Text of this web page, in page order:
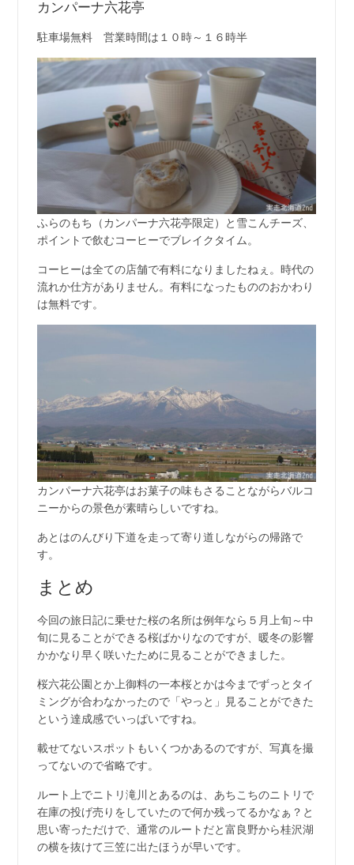
カンパーナ六花亭
駐車場無料 営業時間は１０時～１６時半
ふらのもち（カンパーナ六花亭限定）と雪こんチーズ、
ポイントで飲むコーヒーでブレイクタイム。
コーヒーは全ての店舗で有料になりましたねぇ。時代の
流れか仕方がありません。有料になったもののおかわり
は無料です。
カンパーナ六花亭はお菓子の味もさることながらバルコ
ニーからの景色が素晴らしいですね。
あとはのんびり下道を走って寄り道しながらの帰路で
す。
まとめ
今回の旅日記に乗せた桜の名所は例年なら５月上旬～中
旬に見ることができる桜ばかりなのですが、暖冬の影響
かかなり早く咲いたために見ることができました。
桜六花公園とか上御料の一本桜とかは今までずっとタイ
ミングが合わなかったので「やっと」見ることができた
という達成感でいっぱいですね。
載せてないスポットもいくつかあるのですが、写真を撮
ってないので省略です。
ルート上でニトリ滝川とあるのは、あちこちのニトリで
在庫の投げ売りをしていたので何か残ってるかなぁ？と
思い寄っただけで、通常のルートだと富良野から桂沢湖
の横を抜けて三笠に出たほうが早いです。